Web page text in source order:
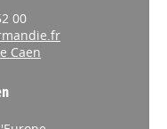
00
Caen